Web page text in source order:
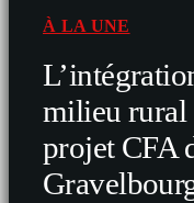
À LA UNE
milieu rural
projet CFA